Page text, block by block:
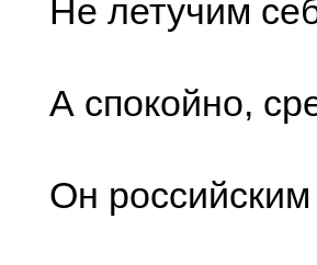
Не летучим
А спокойно,
Он